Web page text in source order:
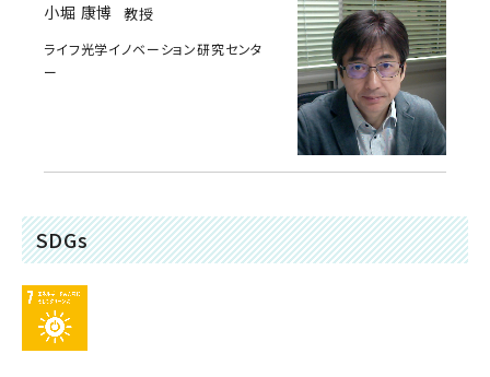
小堀 康博 教授
ライフ光学イノベーション研究センタ
ー
SDGs